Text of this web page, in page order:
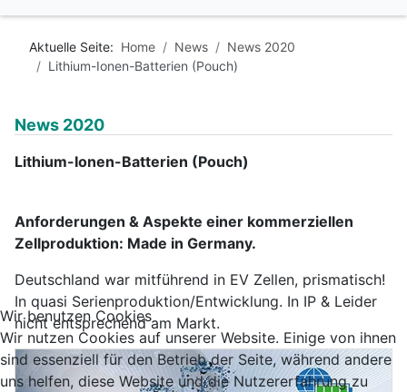
Aktuelle Seite: Home News
News 2020
Lithium-Ionen-Batterien (Pouch)
News 2020
Lithium-Ionen-Batterien (Pouch)
Anforderungen & Aspekte einer kommerziellen
Zellproduktion: Made in Germany.
Deutschland war mitführend in EV Zellen, prismatisch!
In quasi Serienproduktion/Entwicklung. In IP & Leider
nicht entsprechend am Markt.
Wir benutzen Cookies
Wir nutzen Cookies auf unserer Website. Einige von ihnen
sind essenziell für den Betrieb der Seite, während andere
uns helfen, diese Website und die Nutzererfahrung zu